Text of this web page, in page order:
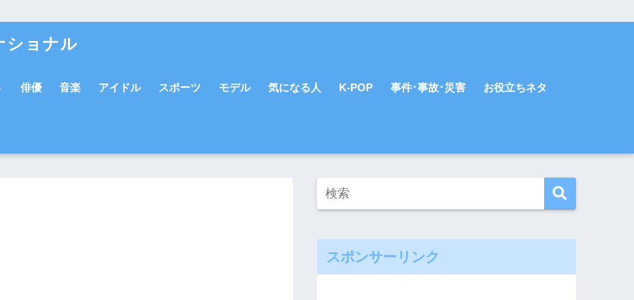
ショナル
俳優 音楽 アイドル スポーツ モデル 気になる人 K-POP 事件･事故･災害 お役立ちネタ
スポンサーリンク